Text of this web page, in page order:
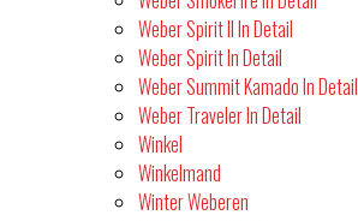
Weber Spirit II In Detail
Weber Spirit In Detail
Weber Summit Kamado In Detail
Weber Traveler In Detail
Winkel
Winkelmand
Winter Weberen